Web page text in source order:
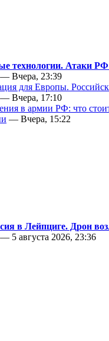
технологии. Атаки
— Вчера, 23:39
для Европы.
— Вчера, 17:10
в армии РФ: что
— Вчера, 15:22
в Лейпциге. Дрон
— 5 августа 2026, 23:36